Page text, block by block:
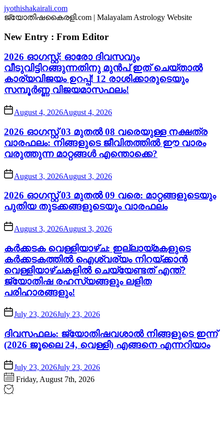
Skip
to
content
jyothishakairali.com
ജ്യോതിഷകൈരളി.com | Malayalam Astrology Website
New Entry : From Editor
2026 ഓഗസ്റ്റ്: ഓരോ ദിവസവും
വീടുവിട്ടിറങ്ങുന്നതിനു മുൻപ് ഇത് ചെയ്താൽ
കാര്യവിജയം ഉറപ്പ്! 12 രാശിക്കാരുടെയും
സമ്പൂർണ്ണ വിജയമാസഫലം!
August 4, 2026August 4, 2026
2026 ഓഗസ്റ്റ് 03 മുതൽ 08 വരെയുള്ള നക്ഷത്ര
വാരഫലം: നിങ്ങളുടെ ജീവിതത്തിൽ ഈ വാരം
വരുത്തുന്ന മാറ്റങ്ങൾ എന്തൊക്കെ?
August 3, 2026August 3, 2026
2026 ഓഗസ്റ്റ് 03 മുതൽ 09 വരെ: മാറ്റങ്ങളുടെയും
പുതിയ തുടക്കങ്ങളുടെയും വാരഫലം
August 3, 2026August 3, 2026
കർക്കടക വെള്ളിയാഴ്ച: ഇല്ലായ്മകളുടെ
കർക്കടകത്തിൽ ഐശ്വര്യം നിറയ്ക്കാൻ
വെള്ളിയാഴ്ചകളിൽ ചെയ്യേണ്ടത് എന്ത്?
ജ്യോതിഷ രഹസ്യങ്ങളും ലളിത
പരിഹാരങ്ങളും!
July 23, 2026July 23, 2026
ദിവസഫലം: ജ്യോതിഷവശാൽ നിങ്ങളുടെ ഇന്ന്‌
(2026 ജൂലൈ 24, വെള്ളി) എങ്ങനെ എന്നറിയാം
July 23, 2026July 23, 2026
Friday, August 7th, 2026